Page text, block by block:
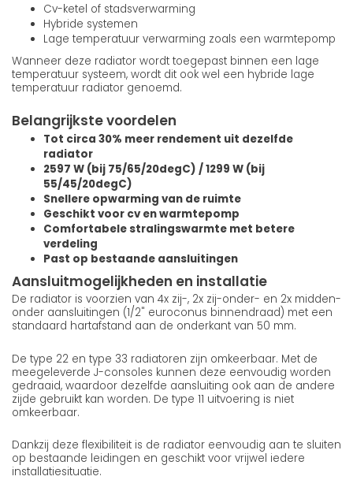
Cv-ketel of stadsverwarming
Hybride systemen
Lage temperatuur verwarming zoals een warmtepomp
Wanneer deze radiator wordt toegepast binnen een lage
temperatuur systeem, wordt dit ook wel een hybride lage
temperatuur radiator genoemd.
Belangrijkste voordelen
Tot circa 30% meer rendement uit dezelfde
radiator
2597 W (bij 75/65/20degC) / 1299 W (bij
55/45/20degC)
Snellere opwarming van de ruimte
Geschikt voor cv en warmtepomp
Comfortabele stralingswarmte met betere
verdeling
Past op bestaande aansluitingen
Aansluitmogelijkheden en installatie
De radiator is voorzien van 4x zij-, 2x zij-onder- en 2x midden-
onder aansluitingen (1/2" euroconus binnendraad) met een
standaard hartafstand aan de onderkant van 50 mm.
De type 22 en type 33 radiatoren zijn omkeerbaar. Met de
meegeleverde J-consoles kunnen deze eenvoudig worden
gedraaid, waardoor dezelfde aansluiting ook aan de andere
zijde gebruikt kan worden. De type 11 uitvoering is niet
omkeerbaar.
Dankzij deze flexibiliteit is de radiator eenvoudig aan te sluiten
op bestaande leidingen en geschikt voor vrijwel iedere
installatiesituatie.